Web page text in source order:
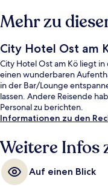
Mehr zu
City Hotel Ost am
City Hotel Ost am Kö liegt
einen wunderbaren
in der Bar/Lounge
lassen. Andere Reisende
Personal zu berichten.
Informationen zu den
Weitere Infos
Auf einen Blick